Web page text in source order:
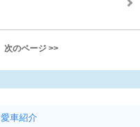
次のページ >>
愛車紹介